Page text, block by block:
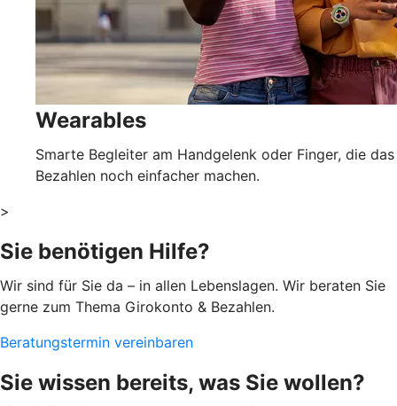
Wearables
Smarte Begleiter am Handgelenk oder Finger, die das
Bezahlen noch einfacher machen.
>
Sie benötigen Hilfe?
Wir sind für Sie da – in allen Lebenslagen. Wir beraten Sie
gerne zum Thema Girokonto & Bezahlen.
Beratungstermin vereinbaren
Sie wissen bereits, was Sie wollen?